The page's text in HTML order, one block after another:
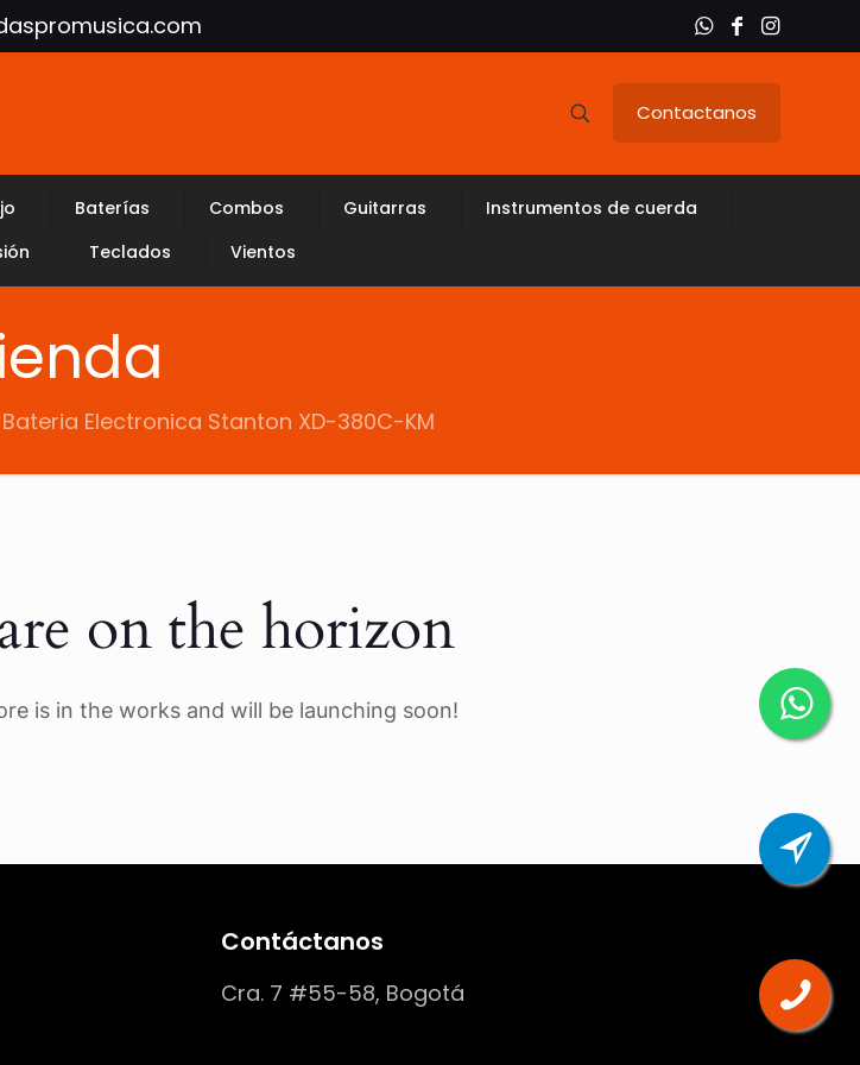
Contactanos
Baterías Combos Guitarras
Instrumentos de cuerda
Teclados Vientos
Bateria Electronica Stanton XD-380C-KM
on the horizon
is in the works and will be launching soon!
Contáctanos
Cra. 7 #55-58, Bogotá